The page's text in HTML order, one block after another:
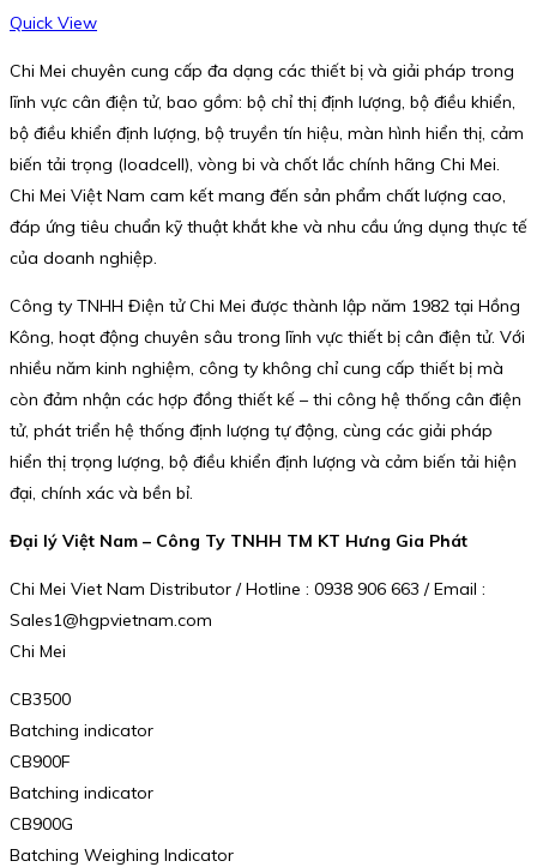
Quick View
Chi Mei chuyên cung cấp đa dạng các thiết bị và giải pháp trong
lĩnh vực cân điện tử, bao gồm: bộ chỉ thị định lượng, bộ điều khiển,
bộ điều khiển định lượng, bộ truyền tín hiệu, màn hình hiển thị, cảm
biến tải trọng (loadcell), vòng bi và chốt lắc chính hãng Chi Mei.
Chi Mei Việt Nam cam kết mang đến sản phẩm chất lượng cao,
đáp ứng tiêu chuẩn kỹ thuật khắt khe và nhu cầu ứng dụng thực tế
của doanh nghiệp.
Công ty TNHH Điện tử Chi Mei được thành lập năm 1982 tại Hồng
Kông, hoạt động chuyên sâu trong lĩnh vực thiết bị cân điện tử. Với
nhiều năm kinh nghiệm, công ty không chỉ cung cấp thiết bị mà
còn đảm nhận các hợp đồng thiết kế – thi công hệ thống cân điện
tử, phát triển hệ thống định lượng tự động, cùng các giải pháp
hiển thị trọng lượng, bộ điều khiển định lượng và cảm biến tải hiện
đại, chính xác và bền bỉ.
Đại lý Việt Nam – Công Ty TNHH TM KT Hưng Gia Phát
Chi Mei Viet Nam Distributor / Hotline : 0938 906 663 / Email :
Sales1@hgpvietnam.com
Chi Mei
CB3500
Batching indicator
CB900F
Batching indicator
CB900G
Batching Weighing Indicator